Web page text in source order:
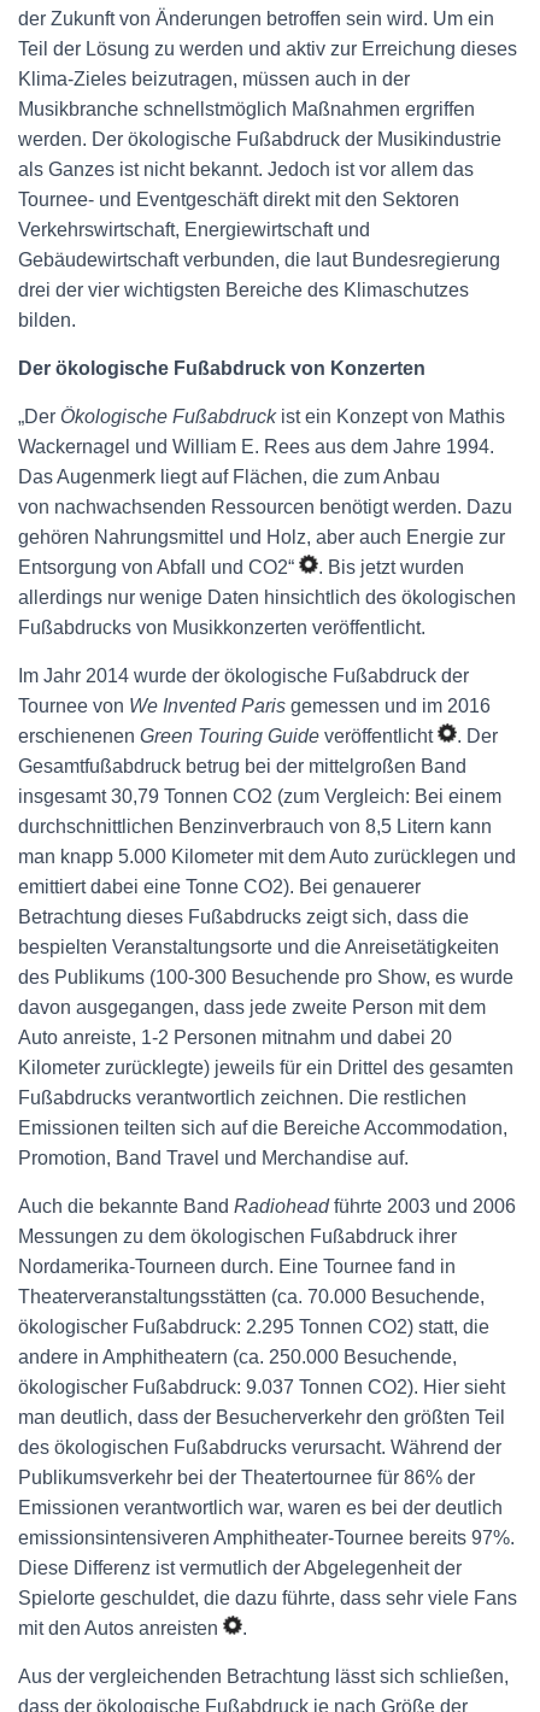
der Zukunft von Änderungen betroffen sein wird. Um ein
Teil der Lösung zu werden und aktiv zur Erreichung dieses
Klima-Zieles beizutragen, müssen auch in der
Musikbranche schnellstmöglich Maßnahmen ergriffen
werden. Der ökologische Fußabdruck der Musikindustrie
als Ganzes ist nicht bekannt. Jedoch ist vor allem das
Tournee- und Eventgeschäft direkt mit den Sektoren
Verkehrswirtschaft, Energiewirtschaft und
Gebäudewirtschaft verbunden, die laut Bundesregierung
drei der vier wichtigsten Bereiche des Klimaschutzes
bilden.
Der ökologische Fußabdruck von Konzerten
„Der Ökologische Fußabdruckist ein Konzept von Mathis
Wackernagel und William E. Rees aus dem Jahre 1994.
Das Augenmerk liegt auf Flächen, die zum Anbau
von nachwachsenden Ressourcen benötigt werden. Dazu
gehören Nahrungsmittel und Holz, aber auch Energie zur
Entsorgung von Abfall und CO2“
. Bis jetzt wurden
allerdings nur wenige Daten hinsichtlich des ökologischen
Fußabdrucks von Musikkonzerten veröffentlicht.
Im Jahr 2014 wurde der ökologische Fußabdruck der
Tournee von We Invented Paris gemessen und im 2016
erschienenen Green Touring Guide veröffentlicht
. Der
Gesamtfußabdruck betrug bei der mittelgroßen Band
insgesamt 30,79 Tonnen CO2 (zum Vergleich: Bei einem
durchschnittlichen Benzinverbrauch von 8,5 Litern kann
man knapp 5.000 Kilometer mit dem Auto zurücklegen und
emittiert dabei eine Tonne CO2). Bei genauerer
Betrachtung dieses Fußabdrucks zeigt sich, dass die
bespielten Veranstaltungsorte und die Anreisetätigkeiten
des Publikums (100-300 Besuchende pro Show, es wurde
davon ausgegangen, dass jede zweite Person mit dem
Auto anreiste, 1-2 Personen mitnahm und dabei 20
Kilometer zurücklegte) jeweils für ein Drittel des gesamten
Fußabdrucks verantwortlich zeichnen. Die restlichen
Emissionen teilten sich auf die Bereiche Accommodation,
Promotion, Band Travel und Merchandise auf.
Auch die bekannte Band Radioheadführte 2003 und 2006
Messungen zu dem ökologischen Fußabdruck ihrer
Nordamerika-Tourneen durch. Eine Tournee fand in
Theaterveranstaltungsstätten (ca. 70.000 Besuchende,
ökologischer Fußabdruck: 2.295 Tonnen CO2) statt, die
andere in Amphitheatern (ca. 250.000 Besuchende,
ökologischer Fußabdruck: 9.037 Tonnen CO2). Hier sieht
man deutlich, dass der Besucherverkehr den größten Teil
des ökologischen Fußabdrucks verursacht. Während der
Publikumsverkehr bei der Theatertournee für 86% der
Emissionen verantwortlich war, waren es bei der deutlich
emissionsintensiveren Amphitheater-Tournee bereits 97%.
Diese Differenz ist vermutlich der Abgelegenheit der
Spielorte geschuldet, die dazu führte, dass sehr viele Fans
mit den Autos anreisten
.
Aus der vergleichenden Betrachtung lässt sich schließen,
dass der ökologische Fußabdruck je nach Größe der